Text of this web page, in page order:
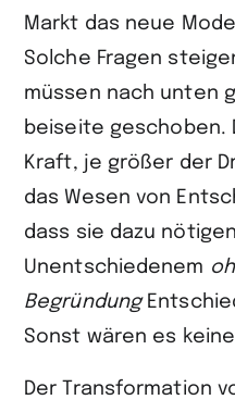
Markt das neue
Solche Fragen
müssen nach unten
beiseite geschoben.
Kraft, je größer der
das Wesen von
dass sie dazu
Unentschiedenem
Begründung
Sonst wären es
Der Transformation